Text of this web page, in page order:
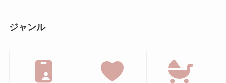
ジャンル